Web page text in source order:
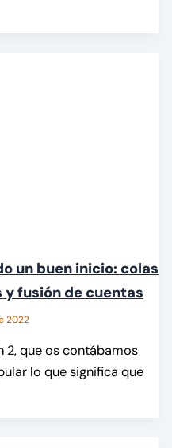
un buen inicio: colas
fusión de cuentas
2022
2, que os contábamos
lo que significa que